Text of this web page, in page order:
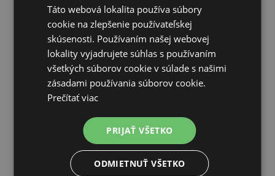
Sprej značkovací TopMarker, 400 ml
Táto webová lokalita používa súbory
cookie na zlepšenie používateľskej
skúsenosti. Používaním našej webovej
lokality vyjadrujete súhlas s používaním
všetkých súborov cookie v súlade s našimi
zásadami používania súborov cookie.
Prečítať viac
PRIJAŤ VŠETKO
ODMIETNUŤ VŠETKO